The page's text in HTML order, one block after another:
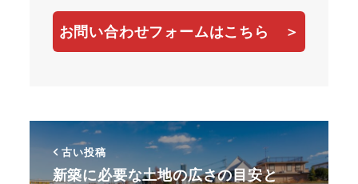
お問い合わせフォームはこちら ＞
古い投稿
新築に必要な土地の広さの目安と